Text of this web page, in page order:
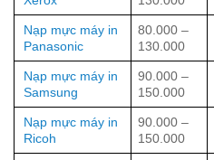
Nạp mực máy in
Panasonic
80.000 –
130.000
Nạp mực máy in
Samsung
90.000 –
150.000
Nạp mực máy in
Ricoh
90.000 –
150.000